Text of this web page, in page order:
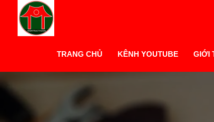
TRANG CHỦ KÊNH YOUTUBE GIỚI